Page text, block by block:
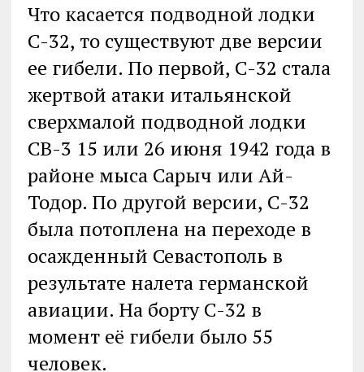
Что касается подводной лодки
С-32, то существуют две версии
ее гибели. По первой, С-32 стала
жертвой атаки итальянской
сверхмалой подводной лодки
СВ-3 15 или 26 июня 1942 года в
районе мыса Сарыч или Ай-
Тодор. По другой версии, С-32
была потоплена на переходе в
осажденный Севастополь в
результате налета германской
авиации. На борту С-32 в
момент её гибели было 55
человек.